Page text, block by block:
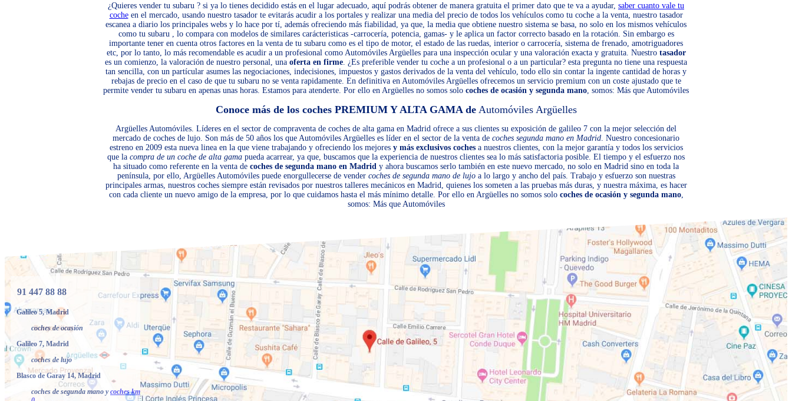
¿Quieres vender tu subaru ? si ya lo tienes decidido estás en el lugar adecuado, aquí podrás obtener de manera gratuita el primer dato que te va a ayudar, saber cuanto vale tu
cocheen el mercado, usando nuestro tasador te evitarás acudir a los portales y realizar una media del precio de todos los vehículos como tu coche a la venta, nuestro tasador
escanea a diario los principales webs y lo hace por tí, además ofreciendo más fiabilidad, ya que, la media que obtiene nuestro sistema se basa, no solo en los mismos vehículos
como tu subaru , lo compara con modelos de similares carácteristicas -carrocería, potencia, gamas- y le aplica un factor correcto basado en la rotación. Sin embargo es
importante tener en cuenta otros factores en la venta de tu subaru como es el tipo de motor, el estado de las ruedas, interior o carrocería, sistema de frenado, amotriguadores
etc, por lo tanto, lo más recomendable es acudir a un profesional como Automóviles Argüelles para una inspección ocular y una valoración exacta y gratuita. Nuestro tasador
es un comienzo, la valoración de nuestro personal, una oferta en firme . ¿Es preferible vender tu coche a un profesional o a un particular? esta pregunta no tiene una respuesta
tan sencilla, con un partícular asumes las negociaciones, indecisiones, impuestos y gastos derivados de la venta del vehículo, todo ello sin contar la ingente cantidad de horas y
rebajas de precio en el caso de que tu subaru no se venta rapidamente. En definitiva en Automóviles Argüelles ofrecemos un servicio premium con un coste ajustado que te
permite vender tu subaru en apenas unas horas. Estamos para atenderte. Por ello en Argüelles no somos solo coches de ocasión y segunda mano , somos: Más que Automóviles
Conoce más de los coches PREMIUM Y ALTA GAMA deAutomóviles Argüelles
Argüelles Automóviles. Líderes en el sector de compraventa de coches de alta gama en Madrid ofrece a sus clientes su exposición de galileo 7 con la mejor selección del
mercado de coches de lujo. Son más de 50 años los que Automóviles Argüelles es líder en el sector de la venta de coches segunda mano en Madrid . Nuestro concesionario
estreno en 2009 esta nueva linea en la que viene trabajando y ofreciendo los mejores y más exclusivos cochesa nuestros clientes, con la mejor garantía y todos los servicios
que la compra de un coche de alta gama pueda acarrear, ya que, buscamos que la experiencia de nuestros clientes sea lo más satisfactoria posible. El tiempo y el esfuerzo nos
ha situado como referente en la venta de coches de segunda mano en Madrid y ahora buscamos serlo también en este nuevo mercado, no solo en Madrid sino en toda la
península, por ello, Argüelles Automóviles puede enorgullecerse de vender coches de segunda mano de lujoa lo largo y ancho del país. Trabajo y esfuerzo son nuestras
principales armas, nuestros coches siempre están revisados por nuestros talleres mecánicos en Madrid, quienes los someten a las pruebas más duras, y nuestra máxima, es hacer
con cada cliente un nuevo amigo de la empresa, por lo que cuidamos hasta el más mínimo detalle. Por ello en Argüelles no somos solo coches de ocasión y segunda mano,
somos: Más que Automóviles
91 447 88 88
Galileo 5, Madrid
coches de ocasión
Galileo 7, Madrid
coches de lujo
Blasco de Garay 14, Madrid
coches de segunda mano ycoches km